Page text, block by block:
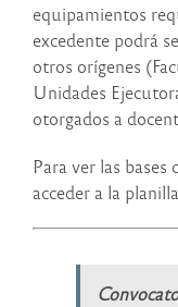
equipamientos
excedente podrá
otros orígenes
Unidades
otorgados a
Para ver las
acceder a la